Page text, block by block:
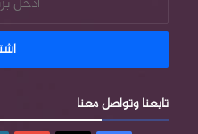
تابعنا وتواصل معنا